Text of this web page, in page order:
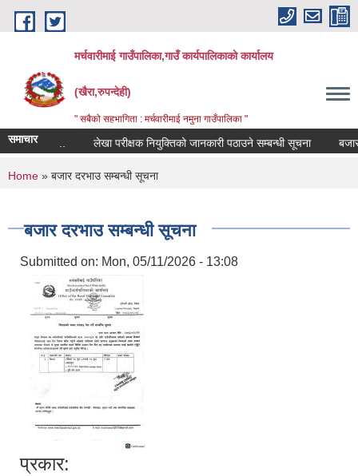
Skip to main content
मर्चवारीमाई गाउँपालिका,गाउँ कार्यपालिकाको कार्यालय
(खैरा,रुपन्देही)
" सबैको सहभागिता : मर्चवारीमाई नमुना गाउँपालिका "
समाचार
सूचना.. लेखा परीक्षक नियुक्तिको जानकारी पठाउने सम्बन्धी सूचना बजार
You are here
Home » बजार दरभाउ सम्बन्धी सूचना
बजार दरभाउ सम्बन्धी सूचना
Submitted on: Mon, 05/11/2026 - 13:08
प्रकार: